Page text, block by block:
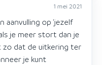
1 mei 2021
aanvulling op 'jezelf
je meer stort dan je
zo dat de uitkering ter
je kunt